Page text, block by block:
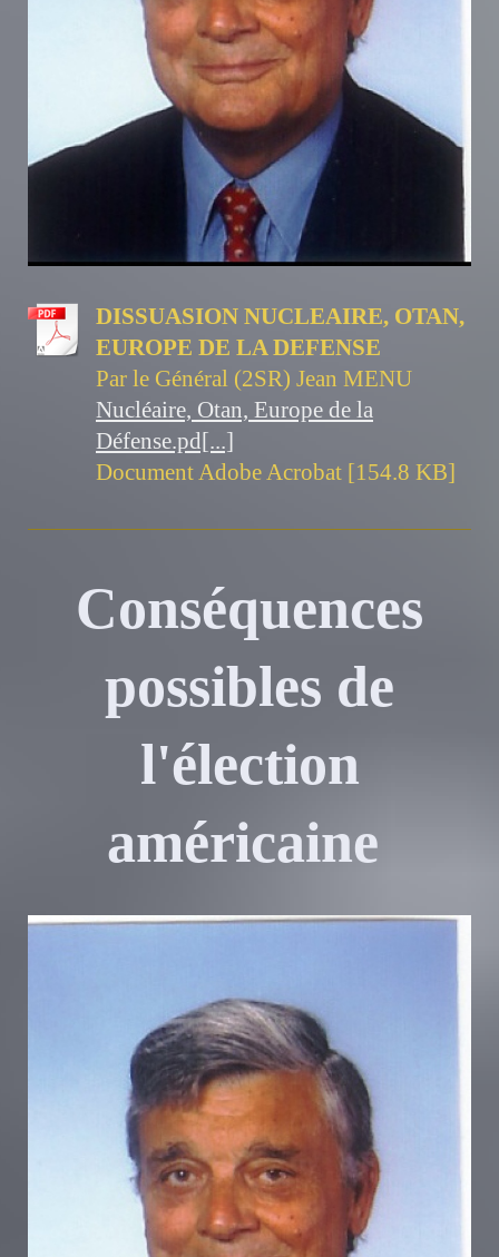
DISSUASION NUCLEAIRE, OTAN,
EUROPE DE LA DEFENSE
Par le Général (2SR) Jean MENU
Nucléaire, Otan, Europe de la
Défense.pd[...]
Document Adobe Acrobat [154.8 KB]
Conséquences
possibles de
l'élection
américaine